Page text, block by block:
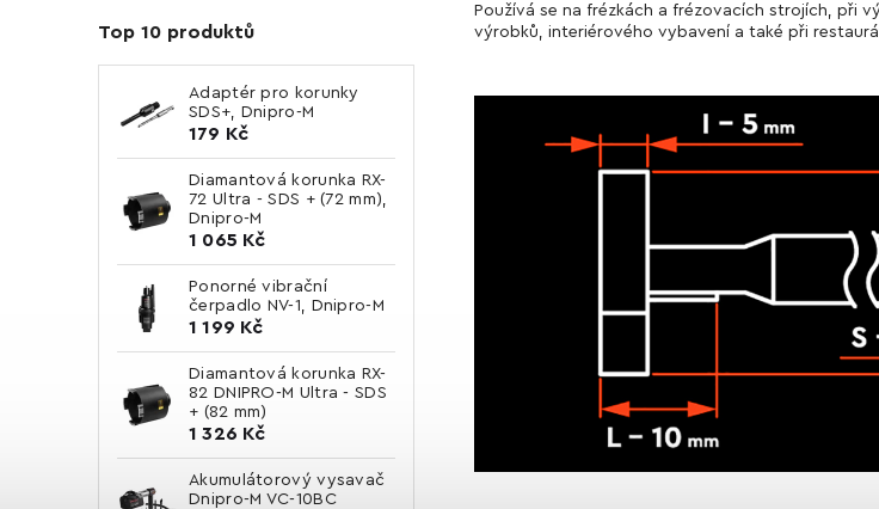
Top 10 produktů
Adaptér pro korunky
SDS+, Dnipro-M
179 Kč
Diamantová korunka RX-
72 Ultra - SDS + (72 mm),
Dnipro-M
1 065 Kč
Ponorné vibrační
čerpadlo NV-1, Dnipro-M
1 199 Kč
Diamantová korunka RX-
82 DNIPRO-M Ultra - SDS
+ (82 mm)
1 326 Kč
Akumulátorový vysavač
Dnipro-M VC-10BC
Používá se na frézkách a frézovacích strojích, při
výrobků, interiérového vybavení a také při